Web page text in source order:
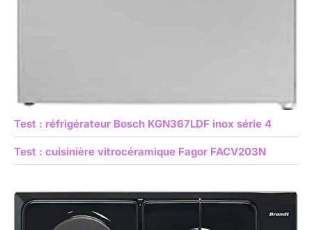
Test : réfrigérateur Bosch KGN367LDF inox série 4
Test : cuisinière vitrocéramique Fagor FACV203N